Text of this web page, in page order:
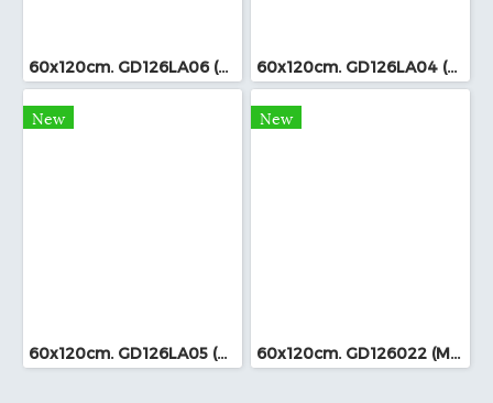
60x120cm. GD126LA06 (MO) 60x120cm. GD126LA04 (MO)
New
60x120cm. GD126LA05 (MO)
New
60x120cm. GD126022 (MO)